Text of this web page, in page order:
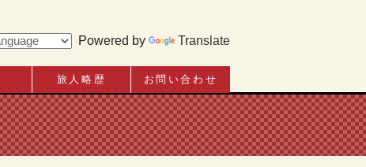
Powered by Translate
旅人略歴 お問い合わせ